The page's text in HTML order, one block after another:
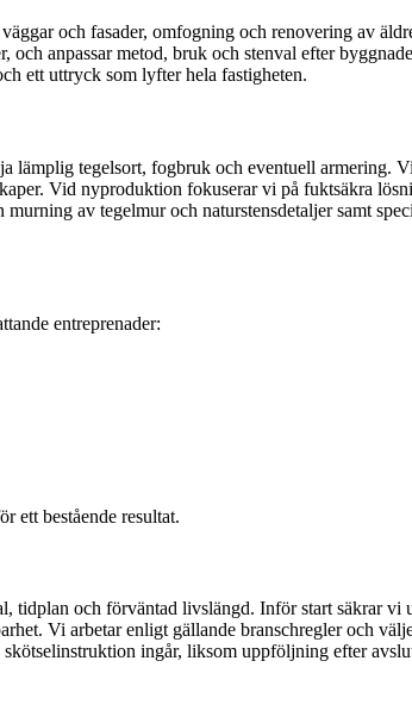
och fasader, omfogning och renovering av
anpassar metod, bruk och stenval efter
ett uttryck som lyfter hela fastigheten.
tegelsort, fogbruk och eventuell armering.
Vid nyproduktion fokuserar vi på fuktsäkra
av tegelmur och naturstensdetaljer samt
entreprenader:
ett bestående resultat.
tidplan och förväntad livslängd. Inför start säkrar
Vi arbetar enligt gällande branschregler och
ingår, liksom uppföljning efter